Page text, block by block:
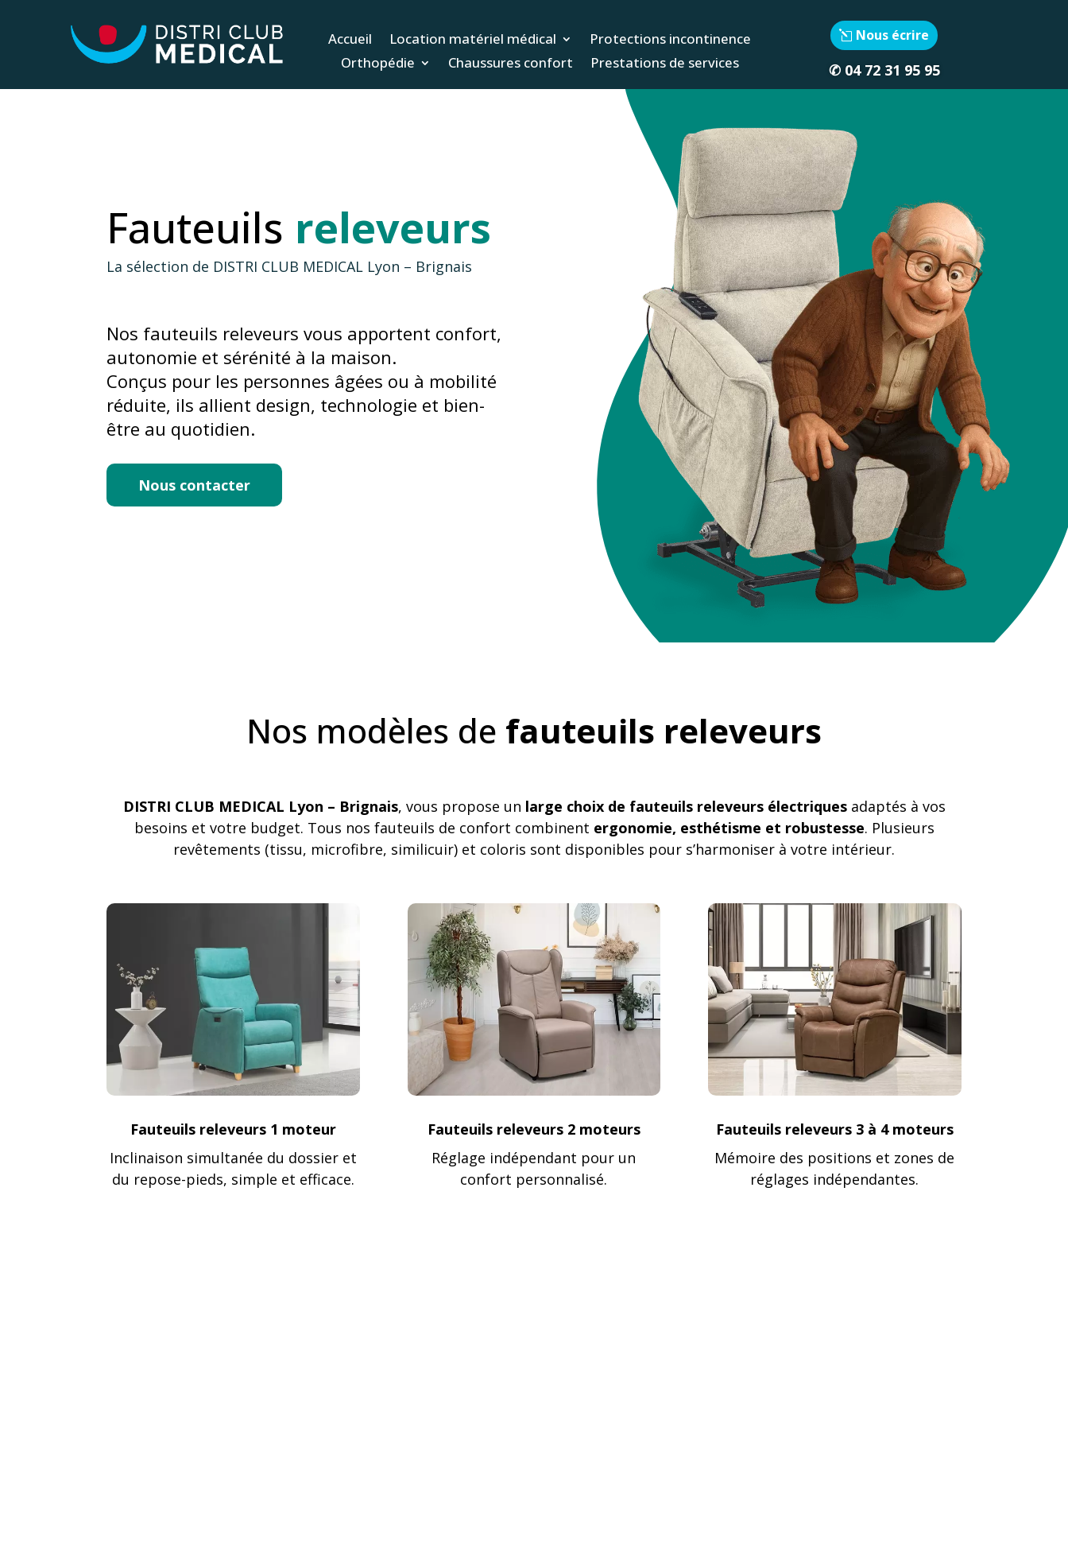
Accueil Location matériel médical
Protections incontinence
Orthopédie
Chaussures confort Prestations de services
Nous écrire
✆ 04 72 31 95 95
Fauteuils releveurs
La sélection de DISTRI CLUB MEDICAL Lyon – Brignais
Nos fauteuils releveurs vous apportent confort,
autonomie et sérénité à la maison.
Conçus pour les personnes âgées ou à mobilité
réduite, ils allient design, technologie et bien-
être au quotidien.
Nous contacter
Nos modèles de fauteuils releveurs
DISTRI CLUB MEDICAL Lyon – Brignais, vous propose un large choix de fauteuils releveurs électriquesadaptés à vos
besoins et votre budget. Tous nos fauteuils de confort combinent ergonomie, esthétisme et robustesse. Plusieurs
revêtements (tissu, microfibre, similicuir) et coloris sont disponibles pour s’harmoniser à votre intérieur.
Fauteuils releveurs 1 moteur
Inclinaison simultanée du dossier et
du repose-pieds, simple et efficace.
Fauteuils releveurs 2 moteurs
Réglage indépendant pour un
confort personnalisé.
Fauteuils releveurs 3 à 4 moteurs
Mémoire des positions et zones de
réglages indépendantes.